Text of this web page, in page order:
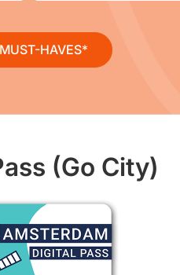
HAVES
(Go City)